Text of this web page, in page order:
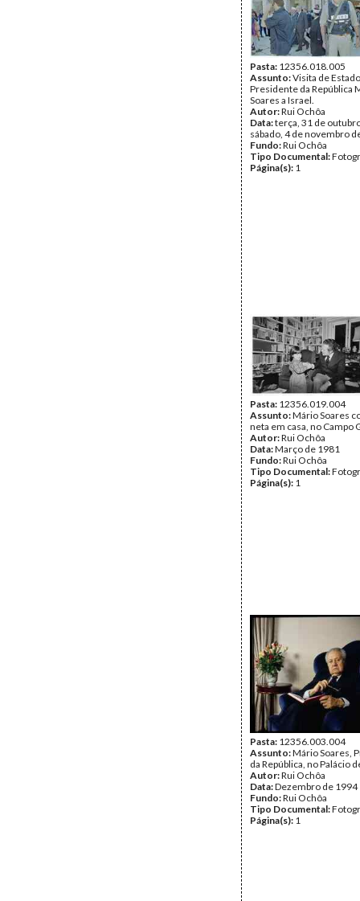
Pasta: 12356.018.005
Assunto:Visita de
Presidente da República
Soares a Israel.
Autor:Rui Ochôa
Data:terça, 31 de
sábado, 4 de novembro
Fundo:Rui Ochôa
Tipo Documental:
Página(s): 1
Pasta: 12356.019.004
Assunto:Mário Soares
neta em casa, no Campo
Autor:Rui Ochôa
Data:Março de 1981
Fundo:Rui Ochôa
Tipo Documental:
Página(s): 1
Pasta: 12356.003.004
Assunto:Mário Soares,
da República, no Palácio
Autor:Rui Ochôa
Data:Dezembro de 1994
Fundo:Rui Ochôa
Tipo Documental:
Página(s): 1